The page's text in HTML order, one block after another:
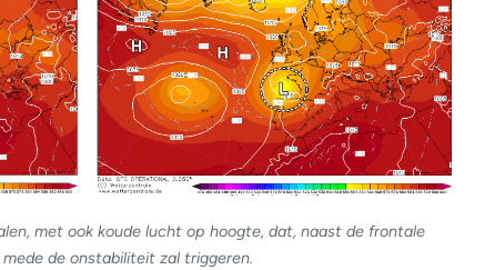
met ook koude lucht op hoogte, dat, naast de frontale
de onstabiliteit zal triggeren.